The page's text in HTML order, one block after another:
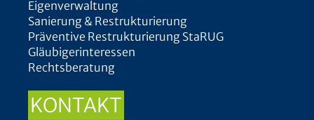
Eigenverwaltung
Sanierung & Restrukturierung
Präventive Restrukturierung StaRUG
Gläubigerinteressen
Rechtsberatung
KONTAKT